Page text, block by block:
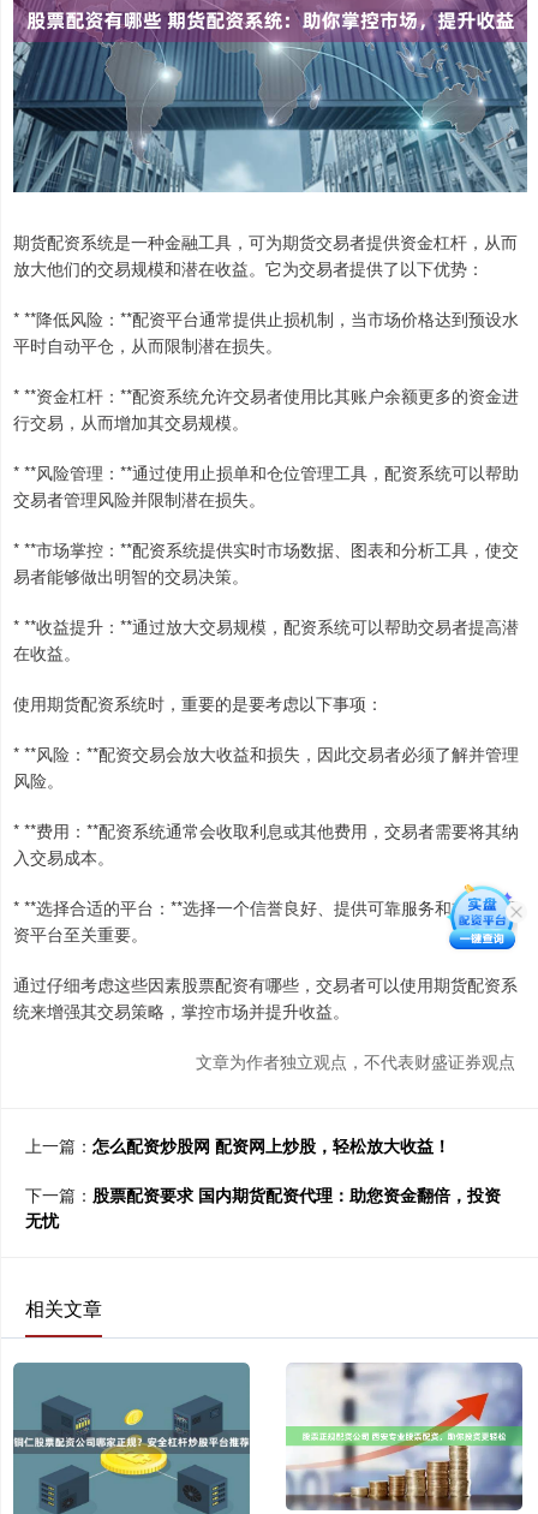
期货配资系统是一种金融工具，可为期货交易者提供资金杠杆，从而
放大他们的交易规模和潜在收益。它为交易者提供了以下优势：
* **降低风险：**配资平台通常提供止损机制，当市场价格达到预设水
平时自动平仓，从而限制潜在损失。
* **资金杠杆：**配资系统允许交易者使用比其账户余额更多的资金进
行交易，从而增加其交易规模。
* **风险管理：**通过使用止损单和仓位管理工具，配资系统可以帮助
交易者管理风险并限制潜在损失。
* **市场掌控：**配资系统提供实时市场数据、图表和分析工具，使交
易者能够做出明智的交易决策。
* **收益提升：**通过放大交易规模，配资系统可以帮助交易者提高潜
在收益。
使用期货配资系统时，重要的是要考虑以下事项：
* **风险：**配资交易会放大收益和损失，因此交易者必须了解并管理
风险。
* **费用：**配资系统通常会收取利息或其他费用，交易者需要将其纳
入交易成本。
* **选择合适的平台：**选择一个信誉良好、提供可靠服务和支持的配
资平台至关重要。
通过仔细考虑这些因素股票配资有哪些，交易者可以使用期货配资系
统来增强其交易策略，掌控市场并提升收益。
文章为作者独立观点，不代表财盛证券观点
上一篇： 怎么配资炒股网 配资网上炒股，轻松放大收益！
下一篇： 股票配资要求 国内期货配资代理：助您资金翻倍，投资
无忧
相关文章